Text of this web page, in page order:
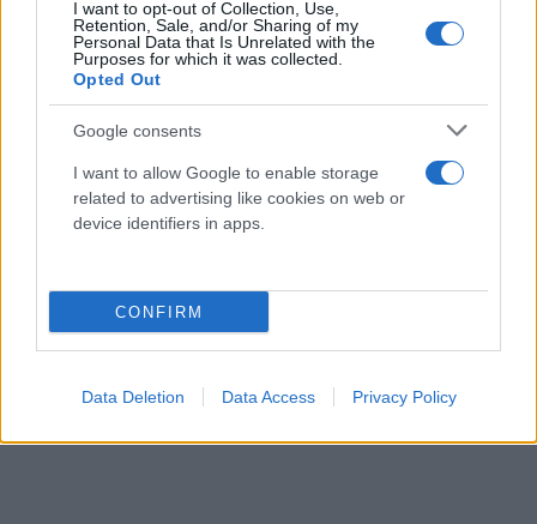
I want to opt-out of Collection, Use,
Retention, Sale, and/or Sharing of my
Personal Data that Is Unrelated with the
Purposes for which it was collected.
Opted Out
Google consents
I want to allow Google to enable storage
related to advertising like cookies on web or
device identifiers in apps.
CONFIRM
Data Deletion Data Access Privacy Policy